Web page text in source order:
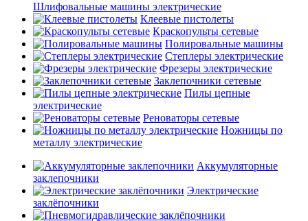
Шлифовальные машины электрические
Клеевые пистолеты
Краскопульты сетевые
Полировальные машины
Степлеры электрические
Фрезеры электрические
Заклепочники сетевые
Пилы цепные
электрические
Реноваторы сетевые
Ножницы по
металлу электрические
Аккумуляторные
заклепочники
Электрические
заклёпочники